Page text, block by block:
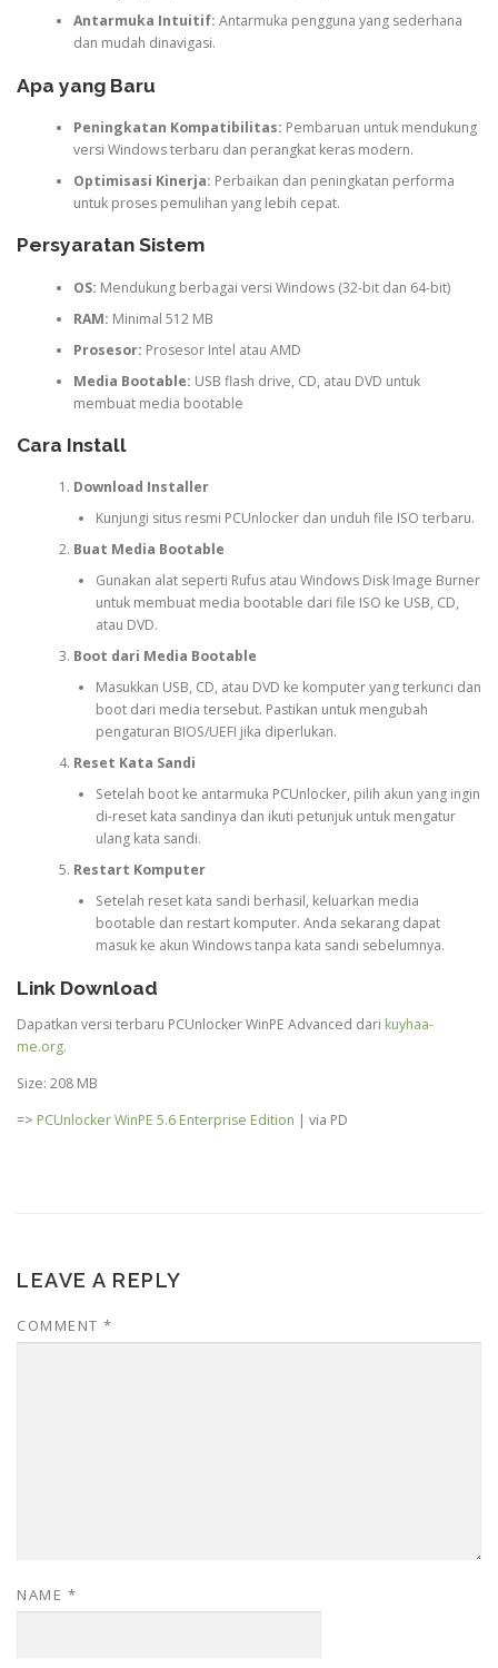
Antarmuka Intuitif: Antarmuka pengguna yang sederhana
dan mudah dinavigasi.
Apa yang Baru
Peningkatan Kompatibilitas: Pembaruan untuk mendukung
versi Windows terbaru dan perangkat keras modern.
Optimisasi Kinerja: Perbaikan dan peningkatan performa
untuk proses pemulihan yang lebih cepat.
Persyaratan Sistem
OS: Mendukung berbagai versi Windows (32-bit dan 64-bit)
RAM: Minimal 512 MB
Prosesor: Prosesor Intel atau AMD
Media Bootable: USB flash drive, CD, atau DVD untuk
membuat media bootable
Cara Install
Download Installer
Kunjungi situs resmi PCUnlocker dan unduh file ISO terbaru.
Buat Media Bootable
Gunakan alat seperti Rufus atau Windows Disk Image Burner
untuk membuat media bootable dari file ISO ke USB, CD,
atau DVD.
Boot dari Media Bootable
Masukkan USB, CD, atau DVD ke komputer yang terkunci dan
boot dari media tersebut. Pastikan untuk mengubah
pengaturan BIOS/UEFI jika diperlukan.
Reset Kata Sandi
Setelah boot ke antarmuka PCUnlocker, pilih akun yang ingin
di-reset kata sandinya dan ikuti petunjuk untuk mengatur
ulang kata sandi.
Restart Komputer
Setelah reset kata sandi berhasil, keluarkan media
bootable dan restart komputer. Anda sekarang dapat
masuk ke akun Windows tanpa kata sandi sebelumnya.
Link Download
Dapatkan versi terbaru PCUnlocker WinPE Advanced dari kuyhaa-
me.org.
Size: 208 MB
=> PCUnlocker WinPE 5.6 Enterprise Edition | via PD
LEAVE A REPLY
COMMENT *
NAME *